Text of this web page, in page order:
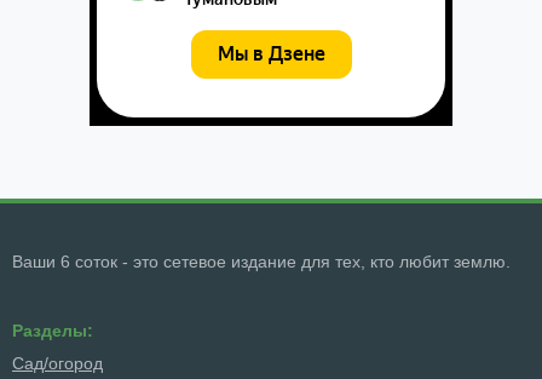
Ваши 6 соток - это сетевое издание для тех, кто любит землю.
Разделы:
Сад/огород